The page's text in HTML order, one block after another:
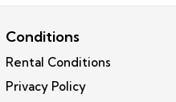
Conditions
Rental Conditions
Privacy Policy